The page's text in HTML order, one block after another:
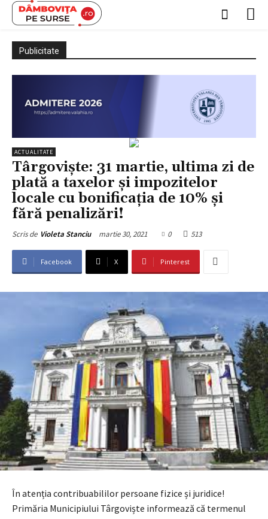
Publicitate
ACTUALITATE
Târgoviște: 31 martie, ultima zi de
plată a taxelor și impozitelor
locale cu bonificația de 10% și
fără penalizări!
Scris de Violeta Stanciu martie 30, 2021 0 513
Facebook X Pinterest
În atenția contribuabililor persoane fizice și juridice!
Primăria Municipiului Târgoviște informează că termenul